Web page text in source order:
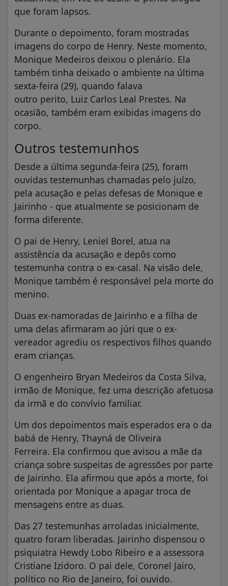
que foram lapsos.
Durante o depoimento, foram mostradas
imagens do corpo de Henry. Neste momento,
Monique Medeiros deixou o plenário. Ela
também tinha deixado o ambiente na última
sexta-feira (29), quando falava
outro perito, Luiz Carlos Leal Prestes. Na
ocasião, também eram exibidas imagens do
corpo.
Outros testemunhos
Desde a última segunda-feira (25), foram
ouvidas testemunhas chamadas pelo juízo,
pela acusação e pelas defesas de Monique e
Jairinho - que atualmente se posicionam de
forma diferente.
O pai de Henry, Leniel Borel, atua na
assistência da acusação e depôs como
testemunha contra o ex-casal. Na visão dele,
Monique também é responsável pela morte do
menino.
Duas ex-namoradas de Jairinho e a filha de
uma delas afirmaram ao júri que o ex-
vereador agrediu os respectivos filhos quando
eram crianças.
O engenheiro Bryan Medeiros da Costa Silva,
irmão de Monique, fez uma descrição afetuosa
da irmã e do convívio familiar.
Um dos depoimentos mais esperados era o da
babá de Henry, Thayná de Oliveira
Ferreira. Ela confirmou que avisou a mãe da
criança sobre suspeitas de agressões por parte
de Jairinho. Ela afirmou que após a morte, foi
orientada por Monique a apagar troca de
mensagens entre as duas.
Das 27 testemunhas arroladas inicialmente,
quatro foram liberadas. Jairinho dispensou o
psiquiatra Hewdy Lobo Ribeiro e a assessora
Cristiane Izidoro. O pai dele, Coronel Jairo,
político no Rio de Janeiro, foi ouvido.